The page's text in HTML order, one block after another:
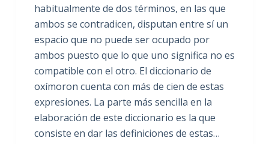
habitualmente de dos términos, en las que
ambos se contradicen, disputan entre sí un
espacio que no puede ser ocupado por
ambos puesto que lo que uno significa no es
compatible con el otro. El diccionario de
oxímoron cuenta con más de cien de estas
expresiones. La parte más sencilla en la
elaboración de este diccionario es la que
consiste en dar las definiciones de estas…